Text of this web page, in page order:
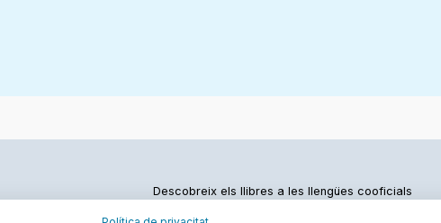
Descobreix els llibres a les llengües cooficials